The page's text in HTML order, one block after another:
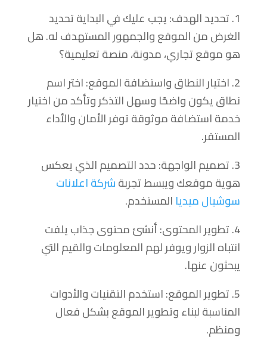
1. تحديد الهدف: يجب عليك في البداية تحديد
الغرض من الموقع والجمهور المستهدف له. هل
هو موقع تجاري، مدونة، منصة تعليمية؟
2. اختيار النطاق واستضافة الموقع: اختر اسم
نطاق يكون واضحًا وسهل التذكر وتأكد من اختيار
خدمة استضافة موثوقة توفر الأمان والأداء
المستقر.
3. تصميم الواجهة: حدد التصميم الذي يعكس
هوية موقعك ويبسط تجربةشركة اعلانات
سوشيال ميديا المستخدم.
4. تطوير المحتوى: أنشئ محتوى جذاب يلفت
انتباه الزوار ويوفر لهم المعلومات والقيم التي
يبحثون عنها.
5. تطوير الموقع: استخدم التقنيات والأدوات
المناسبة لبناء وتطوير الموقع بشكل فعال
ومنظم.